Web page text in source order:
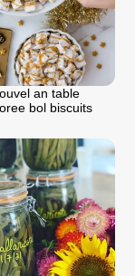
an table
bol biscuits